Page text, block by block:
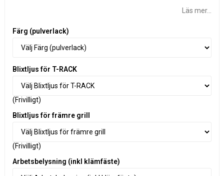
Läs mer...
Färg (pulverlack)
Blixtljus för T-RACK
(Frivilligt)
Blixtljus för främre grill
(Frivilligt)
Arbetsbelysning (inkl klämfäste)